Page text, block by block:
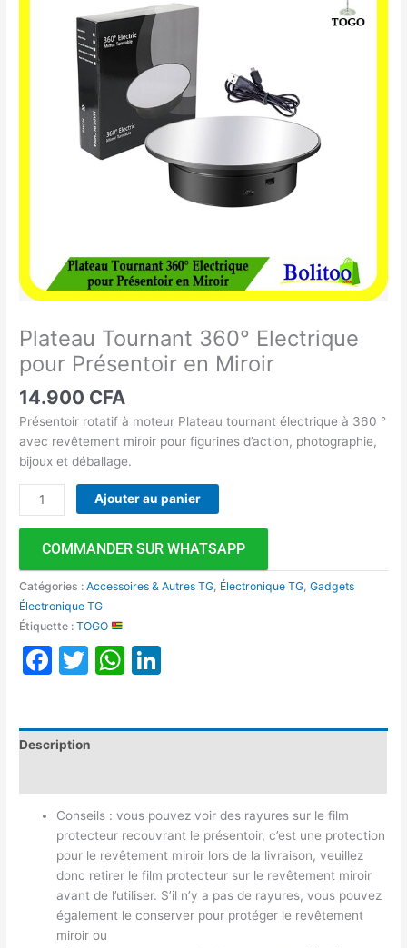
Plateau Tournant 360° Electrique
pour Présentoir en Miroir
14.900 CFA
Présentoir rotatif à moteur Plateau tournant électrique à 360 °
avec revêtement miroir pour figurines d’action, photographie,
bijoux et déballage.
Electrique
Présentoir
Ajouter au panier
COMMANDER SUR WHATSAPP
Catégories :Accessoires & Autres TG Électronique TG ,Gadgets
Électronique TG
Étiquette :TOGO
Facebook
TwitterWhatsApp
Description
Conseils : vous pouvez voir des rayures sur le film
protecteur recouvrant le présentoir, c’est une protection
pour le revêtement miroir lors de la livraison, veuillez
donc retirer le film protecteur sur le revêtement miroir
avant de l’utiliser. S’il n’y a pas de rayures, vous pouvez
également le conserver pour protéger le revêtement
miroir ou